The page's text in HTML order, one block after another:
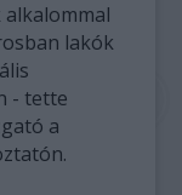
lakók
- tette
a